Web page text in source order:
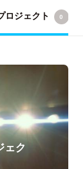
ロジェクト 0
ェク